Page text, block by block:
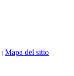
| Mapa del sitio